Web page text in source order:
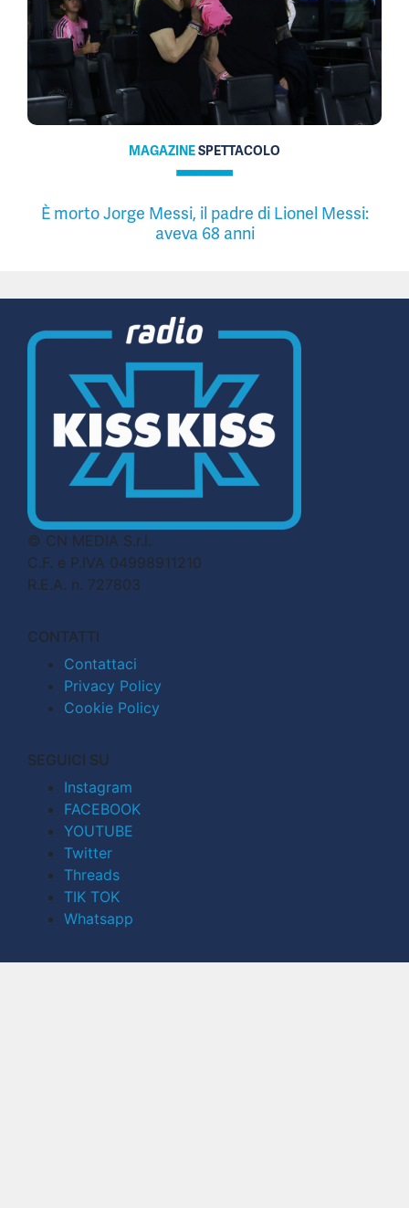
MAGAZINESPETTACOLO
È morto Jorge Messi, il padre di Lionel Messi:
aveva 68 anni
© CN MEDIA S.r.l.
C.F. e P.IVA 04998911210
R.E.A. n. 727803
CONTATTI
Contattaci
Privacy Policy
Cookie Policy
SEGUICI SU
Instagram
FACEBOOK
YOUTUBE
Twitter
Threads
TIK TOK
Whatsapp